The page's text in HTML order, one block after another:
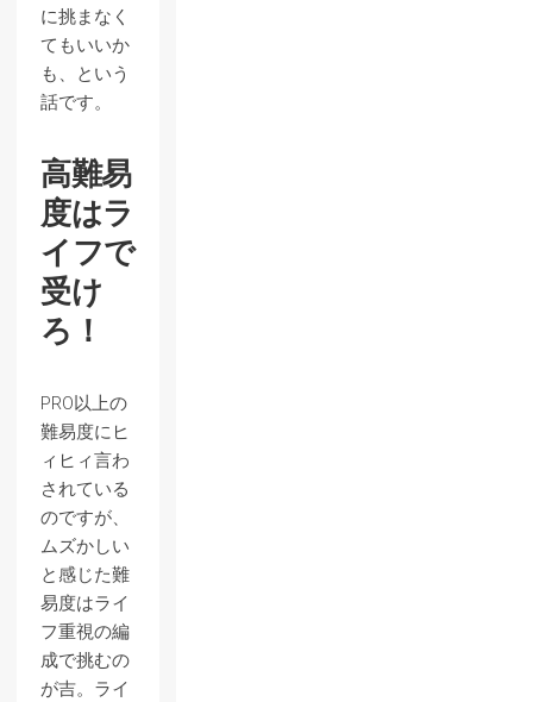
に挑まなく
てもいいか
も、という
話です。
高難易
度はラ
イフで
受け
ろ！
PRO以上の
難易度にヒ
ィヒィ言わ
されている
のですが、
ムズかしい
と感じた難
易度はライ
フ重視の編
成で挑むの
が吉。ライ